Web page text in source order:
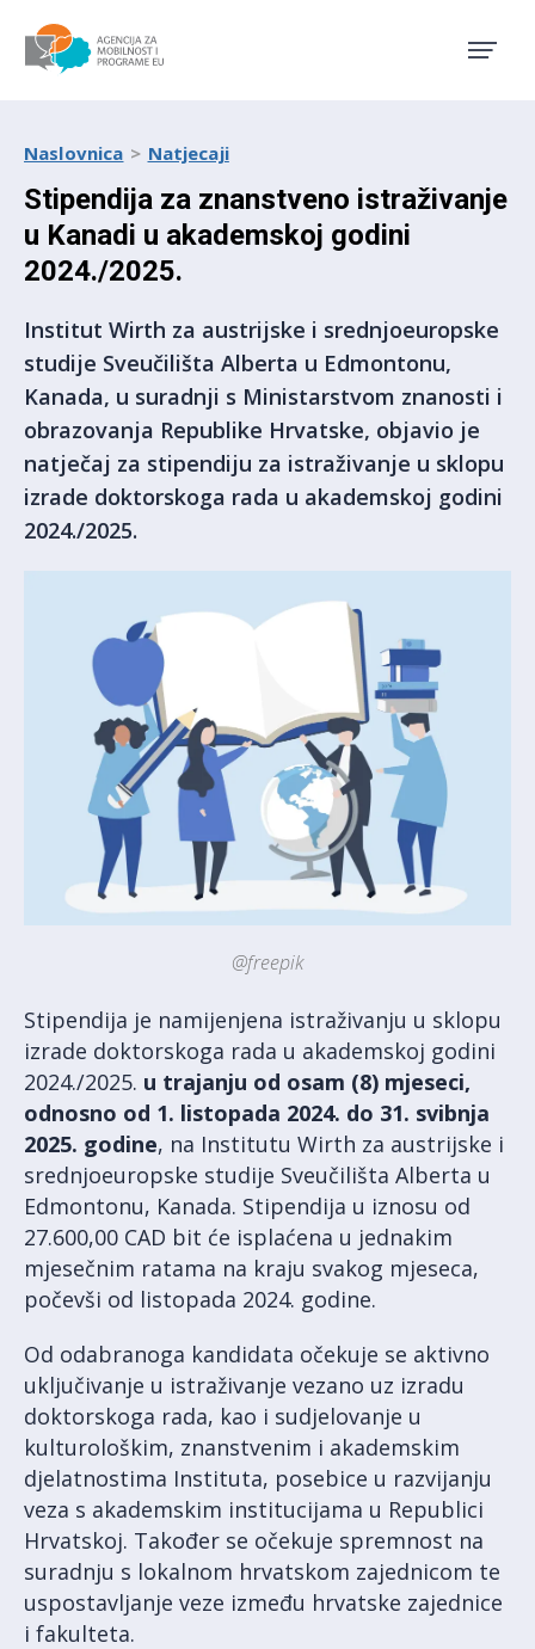
Naslovnica Natjecaji
Stipendija za znanstveno istraživanje
u Kanadi u akademskoj godini
2024./2025.
Institut Wirth za austrijske i srednjoeuropske
studije Sveučilišta Alberta u Edmontonu,
Kanada, u suradnji s Ministarstvom znanosti i
obrazovanja Republike Hrvatske, objavio je
natječaj za stipendiju za istraživanje u sklopu
izrade doktorskoga rada u akademskoj godini
2024./2025.
@freepik
Stipendija je namijenjena istraživanju u sklopu
izrade doktorskoga rada u akademskoj godini
2024./2025. u trajanju od osam (8) mjeseci,
odnosno od 1. listopada 2024. do 31. svibnja
2025. godine, na Institutu Wirth za austrijske i
srednjoeuropske studije Sveučilišta Alberta u
Edmontonu, Kanada. Stipendija u iznosu od
27.600,00 CAD bit će isplaćena u jednakim
mjesečnim ratama na kraju svakog mjeseca,
počevši od listopada 2024. godine.
Od odabranoga kandidata očekuje se aktivno
uključivanje u istraživanje vezano uz izradu
doktorskoga rada, kao i sudjelovanje u
kulturološkim, znanstvenim i akademskim
djelatnostima Instituta, posebice u razvijanju
veza s akademskim institucijama u Republici
Hrvatskoj. Također se očekuje spremnost na
suradnju s lokalnom hrvatskom zajednicom te
uspostavljanje veze između hrvatske zajednice
i fakulteta.